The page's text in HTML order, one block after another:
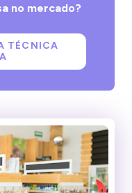
no mercado?
TÉCNICA